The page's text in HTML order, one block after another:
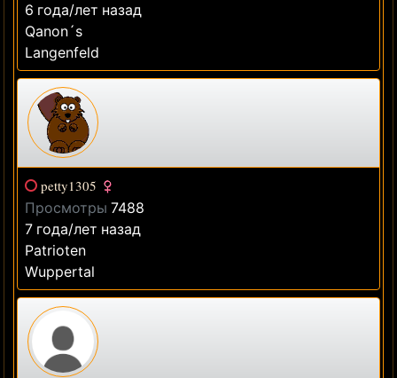
6 года/лет назад
Qanon´s
Langenfeld
petty1305
Просмотры 7488
7 года/лет назад
Patrioten
Wuppertal